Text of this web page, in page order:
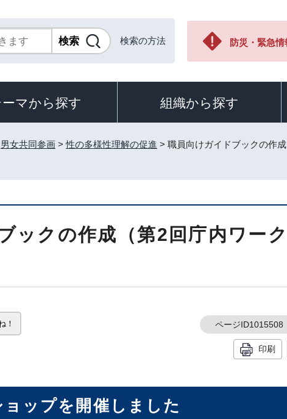
検索の方法 防災・緊急情
ーマから探す 組織から探す
男女共同参画 >性の多様性理解の促進 > 職員向けガイドブックの作
ックの作成（第2回庁内ワー
！ ページID1015508
印刷
ップを開催しました